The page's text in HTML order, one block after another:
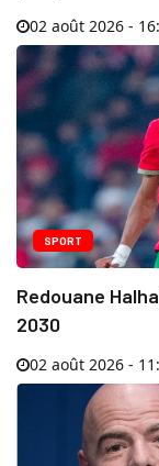
02 août 2026 -
SPORT
Redouane
2030
02 août 2026 -